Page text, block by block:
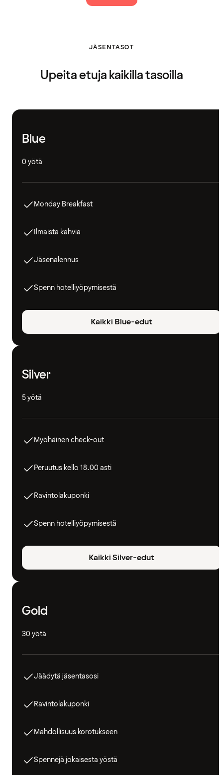
JÄSENTASOT
Upeita etuja kaikilla tasoilla
Blue
0 yötä
Monday Breakfast
Ilmaista kahvia
Jäsenalennus
Spenn hotelliyöpymisestä
Kaikki Blue-edut
Silver
5 yötä
Myöhäinen check-out
Peruutus kello 18.00 asti
Ravintolakuponki
Spenn hotelliyöpymisestä
Kaikki Silver-edut
Gold
30 yötä
Jäädytä jäsentasosi
Ravintolakuponki
Mahdollisuus korotukseen
Spennejä jokaisesta yöstä